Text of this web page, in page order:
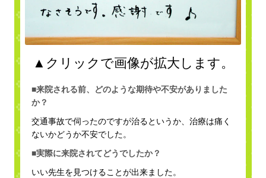
▲クリックで画像が拡大します。
■来院される前、どのような期待や不安がありました
か？
交通事故で伺ったのですが治るというか、治療は痛く
ないかどうか不安でした。
■実際に来院されてどうでしたか？
いい先生を見つけることが出来ました。